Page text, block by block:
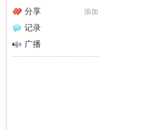
码
添加
分享
记录
广播